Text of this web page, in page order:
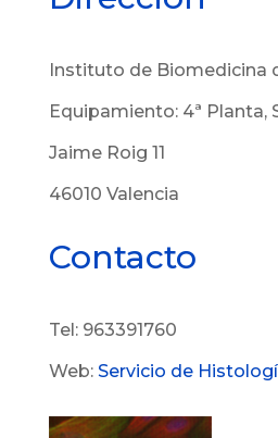
Instituto de Biomedicina
Equipamiento: 4ª Planta,
Jaime Roig 11
46010 Valencia
Contacto
Tel: 963391760
Web: Servicio de